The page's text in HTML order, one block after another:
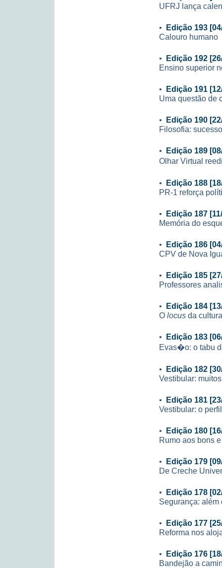
UFRJ lança
• Edição 193
Calouro humano
• Edição 192
Ensino superior
• Edição 191
Uma questão de
• Edição 190
Filosofia:
• Edição 189
Olhar Virtual
• Edição 188
PR-1 reforça
• Edição 187
Memória do
• Edição 186
CPV de Nova
• Edição 185
Professores
• Edição 184
O locus da cultura
• Edição 183
Evas�o: o tabu
• Edição 182
Vestibular:
• Edição 181
Vestibular: o
• Edição 180
Rumo aos bons
• Edição 179
De Creche
• Edição 178
Segurança: além
• Edição 177
Reforma nos
• Edição 176
Bandejão a